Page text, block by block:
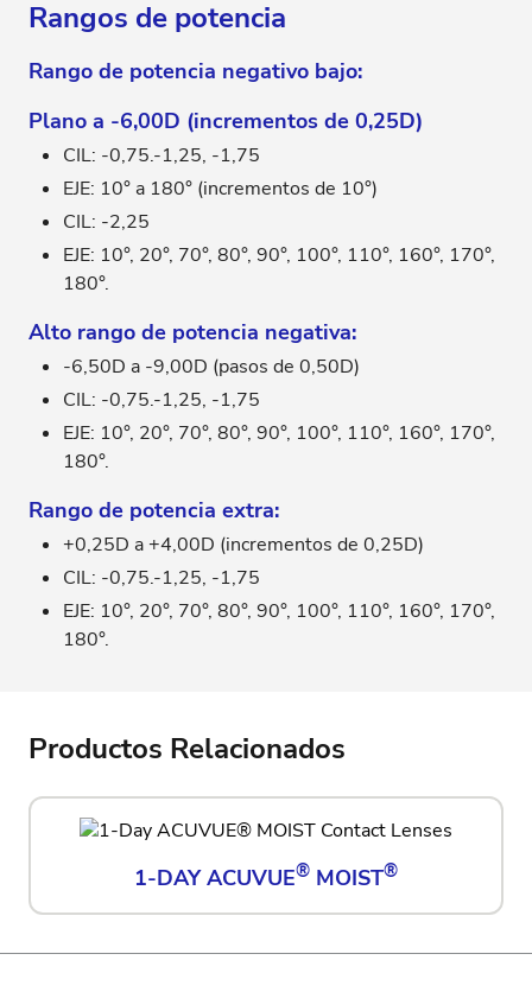
Rangos de potencia
Rango de potencia negativo bajo:
Plano a -6,00D (incrementos de 0,25D)
CIL: -0,75.-1,25, -1,75
EJE: 10° a 180° (incrementos de 10°)
CIL: -2,25
EJE: 10°, 20°, 70°, 80°, 90°, 100°, 110°, 160°, 170°,
180°.
Alto rango de potencia negativa:
-6,50D a -9,00D (pasos de 0,50D)
CIL: -0,75.-1,25, -1,75
EJE: 10°, 20°, 70°, 80°, 90°, 100°, 110°, 160°, 170°,
180°.
Rango de potencia extra:
+0,25D a +4,00D (incrementos de 0,25D)
CIL: -0,75.-1,25, -1,75
EJE: 10°, 20°, 70°, 80°, 90°, 100°, 110°, 160°, 170°,
180°.
Productos Relacionados
1-DAY ACUVUE® MOIST®